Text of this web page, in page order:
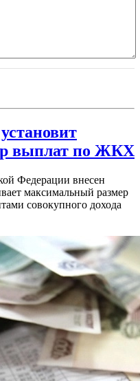
выплат по ЖКХ
Федерации внесен
максимальный размер
совокупного дохода